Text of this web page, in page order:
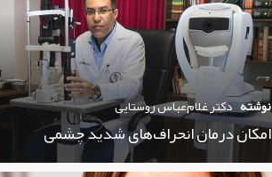
نوشته دکتر غلام‌عباس روستایی
امکان درمان انحراف‌های شدید چشمی